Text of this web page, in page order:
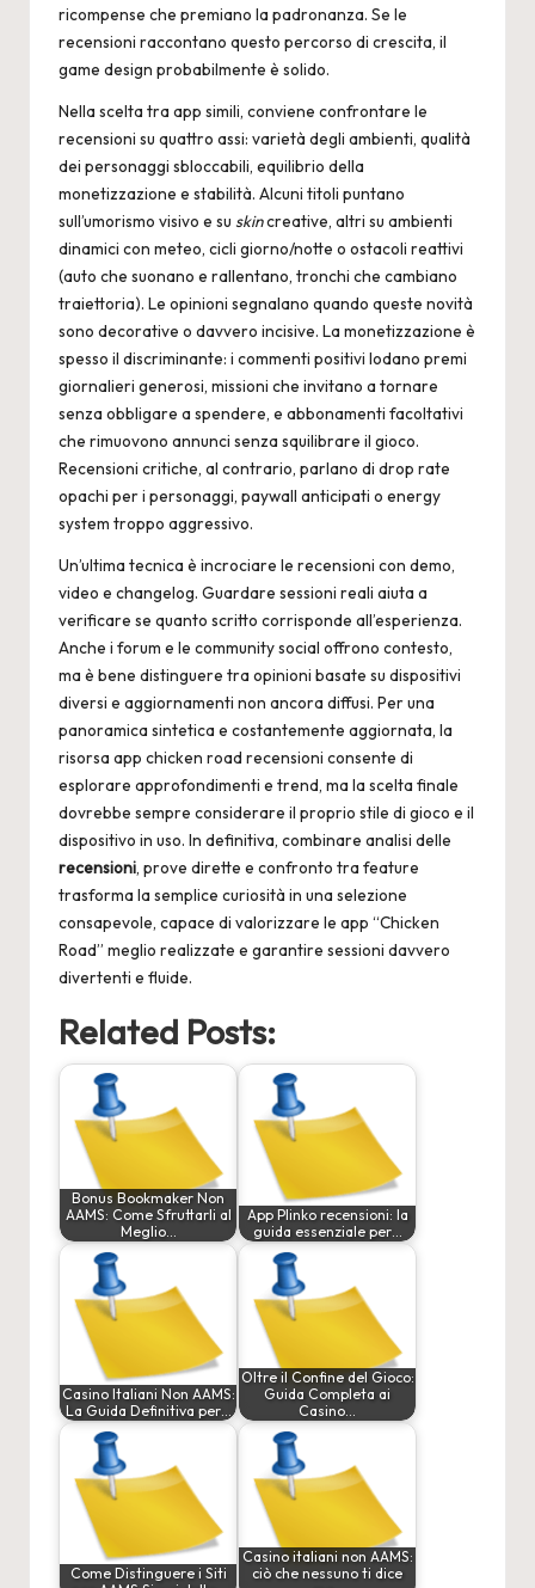
ricompense che premiano la padronanza. Se le
recensioni raccontano questo percorso di crescita, il
game design probabilmente è solido.
Nella scelta tra app simili, conviene confrontare le
recensioni su quattro assi: varietà degli ambienti, qualità
dei personaggi sbloccabili, equilibrio della
monetizzazione e stabilità. Alcuni titoli puntano
sull’umorismo visivo e su skincreative, altri su ambienti
dinamici con meteo, cicli giorno/notte o ostacoli reattivi
(auto che suonano e rallentano, tronchi che cambiano
traiettoria). Le opinioni segnalano quando queste novità
sono decorative o davvero incisive. La monetizzazione è
spesso il discriminante: i commenti positivi lodano premi
giornalieri generosi, missioni che invitano a tornare
senza obbligare a spendere, e abbonamenti facoltativi
che rimuovono annunci senza squilibrare il gioco.
Recensioni critiche, al contrario, parlano di drop rate
opachi per i personaggi, paywall anticipati o energy
system troppo aggressivo.
Un’ultima tecnica è incrociare le recensioni con demo,
video e changelog. Guardare sessioni reali aiuta a
verificare se quanto scritto corrisponde all’esperienza.
Anche i forum e le community social offrono contesto,
ma è bene distinguere tra opinioni basate su dispositivi
diversi e aggiornamenti non ancora diffusi. Per una
panoramica sintetica e costantemente aggiornata, la
risorsa app chicken road recensioni consente di
esplorare approfondimenti e trend, ma la scelta finale
dovrebbe sempre considerare il proprio stile di gioco e il
dispositivo in uso. In definitiva, combinare analisi delle
recensioni, prove dirette e confronto tra feature
trasforma la semplice curiosità in una selezione
consapevole, capace di valorizzare le app “Chicken
Road” meglio realizzate e garantire sessioni davvero
divertenti e fluide.
Related Posts:
Bonus Bookmaker Non
AAMS: Come Sfruttarli al
Meglio…
App Plinko recensioni: la
guida essenziale per…
Casino Italiani Non AAMS:
La Guida Definitiva per…
Oltre il Confine del Gioco:
Guida Completa ai
Casino…
Come Distinguere i Siti
Casino italiani non AAMS:
ciò che nessuno ti dice